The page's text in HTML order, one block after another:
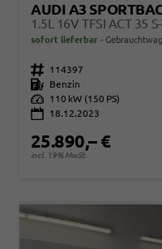
AUDI A3
sofort lieferbar
Fahrzeugnr. 114397
Kraftstoff
Benzin
Leistung
110 kW (150 PS)
18.12.2023
25.890,– €
incl. 19% MwSt.